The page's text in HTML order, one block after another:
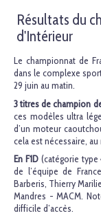
Résultats du
d'Intérieur
Le championnat de
dans le complexe
29 juin au matin.
3 titres de champion
ces modèles ultra
d’un moteur
cela est nécessaire, au
En F1D(catégorie type
de l’équipe de
Barberis, Thierry
Mandres - MACM.
difficile d’accès.